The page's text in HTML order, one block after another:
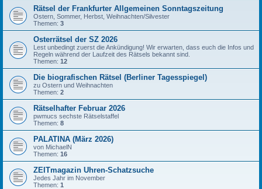
Rätsel der Frankfurter Allgemeinen Sonntagszeitung
Ostern, Sommer, Herbst, Weihnachten/Silvester
Themen: 3
Osterrätsel der SZ 2026
Lest unbedingt zuerst die Ankündigung! Wir erwarten, dass euch die Infos und
Regeln während der Laufzeit des Rätsels bekannt sind.
Themen: 12
Die biografischen Rätsel (Berliner Tagesspiegel)
zu Ostern und Weihnachten
Themen: 2
Rätselhafter Februar 2026
pwmucs sechste Rätselstaffel
Themen: 8
PALATINA (März 2026)
von MichaelN
Themen: 16
ZEITmagazin Uhren-Schatzsuche
Jedes Jahr im November
Themen: 1